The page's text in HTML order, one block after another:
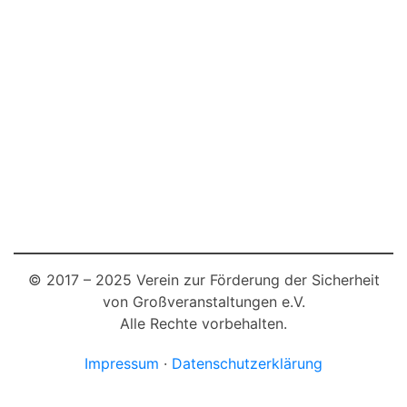
© 2017 – 2025 Verein zur Förderung der Sicherheit
von Großveranstaltungen e.V.
Alle Rechte vorbehalten.
Impressum · Datenschutzerklärung